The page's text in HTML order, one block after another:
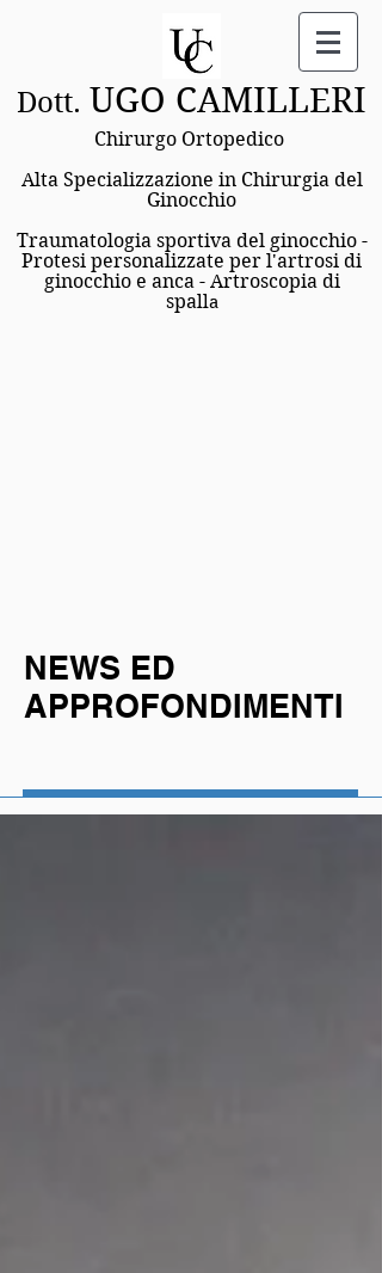
Dott. UGO CAMILLERI
Chirurgo Ortopedico
Alta Specializzazione in Chirurgia del
Ginocchio
Traumatologia sportiva del ginocchio -
Protesi personalizzate per l'artrosi di
ginocchio e anca - Artroscopia di
spalla
NEWS ED
APPROFONDIMENTI